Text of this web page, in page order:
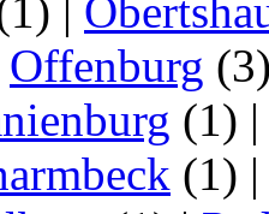
|
Offenburg
(1)
(1)